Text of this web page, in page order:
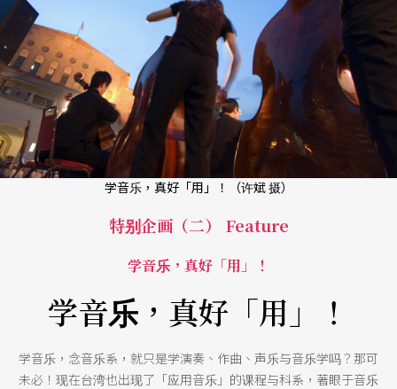
学音乐，真好「用」！（许斌 摄）
特别企画（二） Feature
学音乐，真好「用」！
学音乐，真好「用」！
学音乐，念音乐系，就只是学演奏、作曲、声乐与音乐学吗？那可
未必！现在台湾也出现了「应用音乐」的课程与科系，著眼于音乐